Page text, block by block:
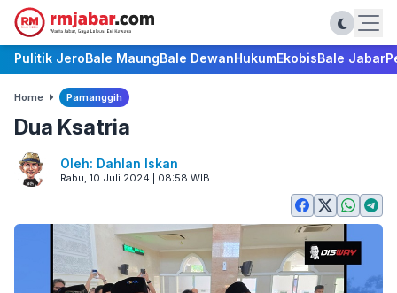
Pulitik JeroBale MaungBale DewanHukumEkobisBale Jabar
Home Pamanggih
Dua Ksatria
Oleh: Dahlan Iskan
Rabu, 10 Juli 2024 | 08:58 WIB